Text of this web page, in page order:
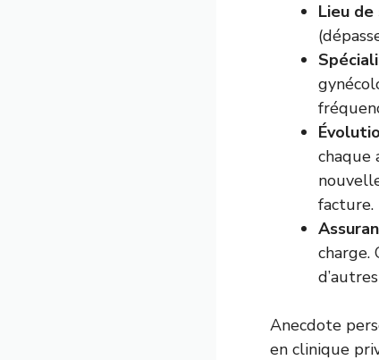
Lieu de
chaque
facture.
charge.
Anecdote
en clinique